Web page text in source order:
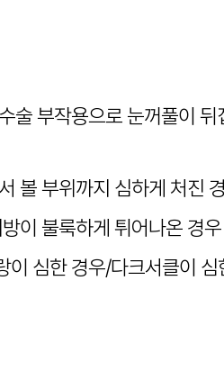
술 부작용으로 눈꺼풀이 뒤
볼 부위까지 심하게 처진
이 불룩하게 튀어나온 경우
이 심한 경우/다크서클이 심